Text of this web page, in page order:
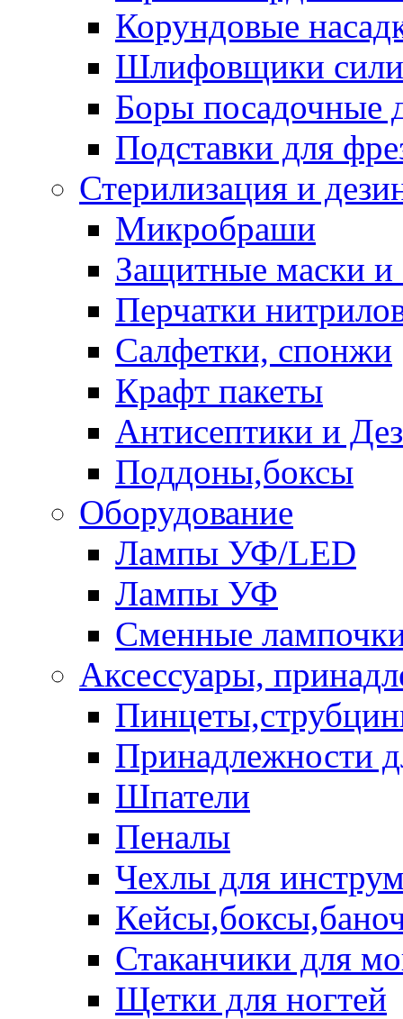
Корундовые
Шлифовщики
Боры посадочные
Подставки для
Стерилизация и
Микробраши
Защитные маски и
Перчатки
Салфетки, спонжи
Крафт пакеты
Антисептики и
Поддоны,боксы
Оборудование
Лампы УФ/LED
Лампы УФ
Сменные
Аксессуары,
Принадлежности
Шпатели
Пеналы
Чехлы для
Стаканчики для
Щетки для ногтей